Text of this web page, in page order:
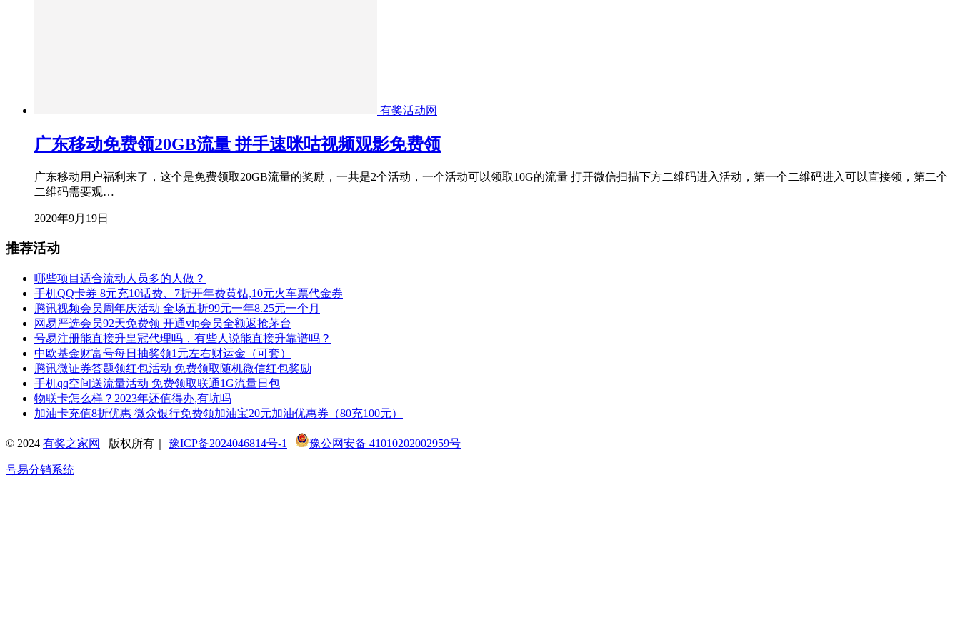
有奖活动网
广东移动免费领20GB流量 拼手速咪咕视频观影免费领
广东移动用户福利来了，这个是免费领取20GB流量的奖励，一共是2个活动，一个活动可以领取10G的流量 打开微信扫描下方二维码进入活动，第一个二维码进入可以直接领，第二个
二维码需要观…
2020年9月19日
推荐活动
哪些项目适合流动人员多的人做？
手机QQ卡券 8元充10话费、7折开年费黄钻,10元火车票代金券
腾讯视频会员周年庆活动 全场五折99元一年8.25元一个月
网易严选会员92天免费领 开通vip会员全额返抢茅台
号易注册能直接升皇冠代理吗，有些人说能直接升靠谱吗？
中欧基金财富号每日抽奖领1元左右财运金（可套）
腾讯微证券答题领红包活动 免费领取随机微信红包奖励
手机qq空间送流量活动 免费领取联通1G流量日包
物联卡怎么样？2023年还值得办,有坑吗
加油卡充值8折优惠 微众银行免费领加油宝20元加油优惠券（80充100元）
© 2024 有奖之家网 版权所有｜ 豫ICP备2024046814号-1 | 豫公网安备 41010202002959号
号易分销系统